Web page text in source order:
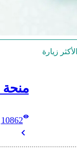
الأكثر زيارة
10862